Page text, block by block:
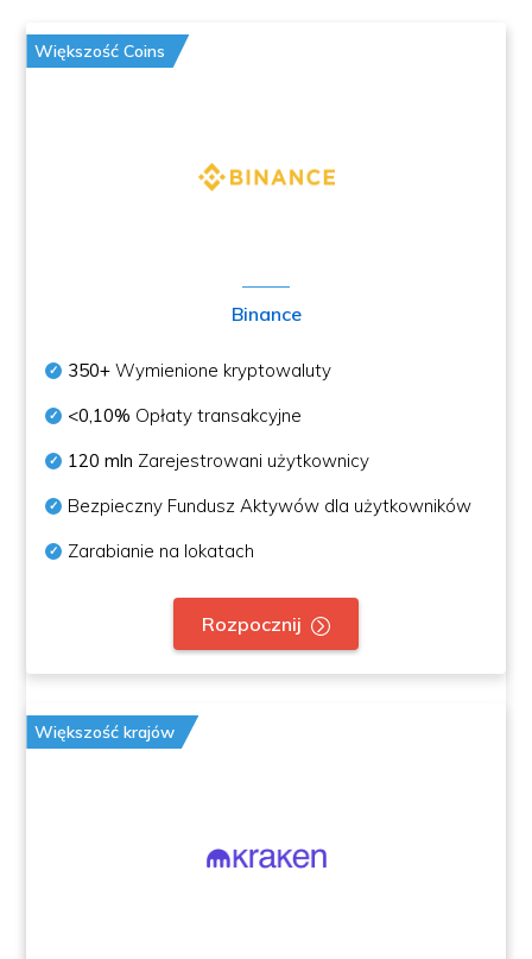
Większość Coins
Binance
350+ Wymienione kryptowaluty
<0,10% Opłaty transakcyjne
120 mln Zarejestrowani użytkownicy
Bezpieczny Fundusz Aktywów dla użytkowników
Zarabianie na lokatach
Rozpocznij
Większość krajów